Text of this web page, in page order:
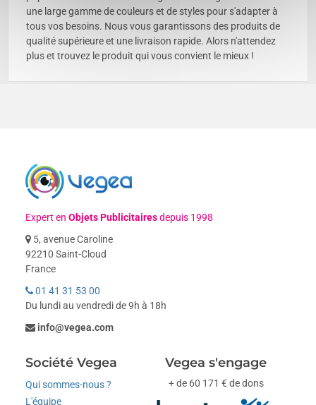
une large gamme de couleurs et de styles pour s'adapter à
tous vos besoins. Nous vous garantissons des produits de
qualité supérieure et une livraison rapide. Alors n'attendez
plus et trouvez le produit qui vous convient le mieux !
Expert enObjets Publicitairesdepuis 1998
5, avenue Caroline
92210 Saint-Cloud
France
01 41 31 53 00
Du lundi au vendredi de 9h à 18h
info@vegea.com
Société Vegea
Qui sommes-nous ?
L'équipe
Vegea s'engage
+ de 60 171 € de dons